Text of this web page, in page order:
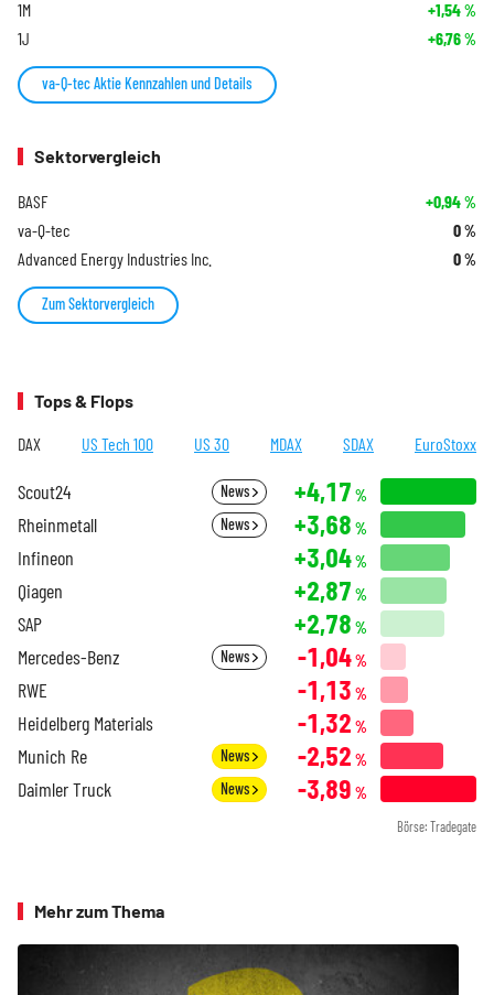
1M +1,54%
1J +6,76%
va-Q-tec Aktie Kennzahlen und Details
Sektorvergleich
BASF +0,94%
va-Q-tec 0%
Advanced Energy Industries Inc. 0%
Zum Sektorvergleich
Tops & Flops
DAX US Tech 100 US 30 MDAX SDAX EuroStoxx
Scout24 News +4,17 %
Rheinmetall News +3,68 %
Infineon +3,04%
Qiagen +2,87 %
SAP +2,78 %
Mercedes-Benz News -1,04%
RWE -1,13 %
Heidelberg Materials -1,32 %
Munich Re News -2,52 %
Daimler Truck News -3,89 %
Börse: Tradegate
Mehr zum Thema